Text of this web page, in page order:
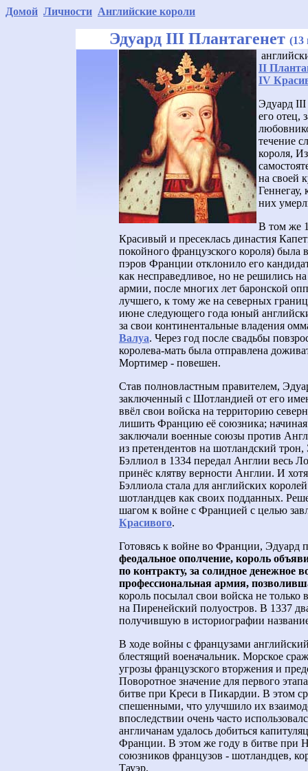
Домой Личности Английские короли
Эдуард III Плантагенет (13
II
IV
Эдуард III
его отец,
течение
короля,
на своей
Геннегау,
них
В том же
Красивый и пресеклась династия
покойного французского короля) была
пэров Франции отклонило его
как несправедливое, но не решились
армии, после многих лет баронской
лучшего, к тому же на северных
июне следующего года юный
за свои континентальные владения
Валуа. Через год после свадьбы
королева-мать была отправлена
Мортимер - повешен.
Став полновластным правителем,
заключенный с Шотландией от его
ввёл свои войска на территорию
лишить Францию её союзника;
заключали военные союзы против
из претендентов на шотландский
Бэллиол в 1334 передал Англии весь
принёс клятву верности Англии. И
Бэллиола стала для английских
шотландцев как своих подданных.
шагом к войне с Францией с целью
Красивого.
Готовясь к войне во Франции, Эдуард
феодальное ополчение, король
по контракту, за солидное денежное
профессиональная армия,
король посылал свои войска не
на Пиренейский полуостров. В 1337
получившую в историографии
В ходе войны с французами
блестящий военачальник. Морское
угрозы французского вторжения и
Поворотное значение для первого
битве при Креси в Пикардии. В этом
спешенными, что улучшило их
впоследствии очень часто
англичанам удалось добиться
Франции. В этом же году в битве при
союзников французов - шотландцев,
Тауэр.